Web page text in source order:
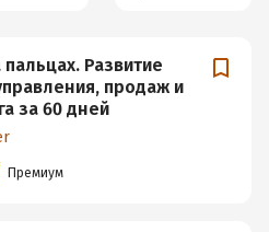
Развитие
продаж и
за 60 дней
Премиум